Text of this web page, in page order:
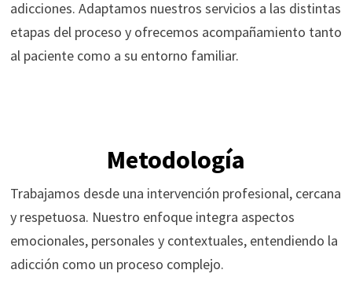
adicciones. Adaptamos nuestros servicios a las distintas
etapas del proceso y ofrecemos acompañamiento tanto
al paciente como a su entorno familiar.
Metodología
Trabajamos desde una intervención profesional, cercana
y respetuosa. Nuestro enfoque integra aspectos
emocionales, personales y contextuales, entendiendo la
adicción como un proceso complejo.